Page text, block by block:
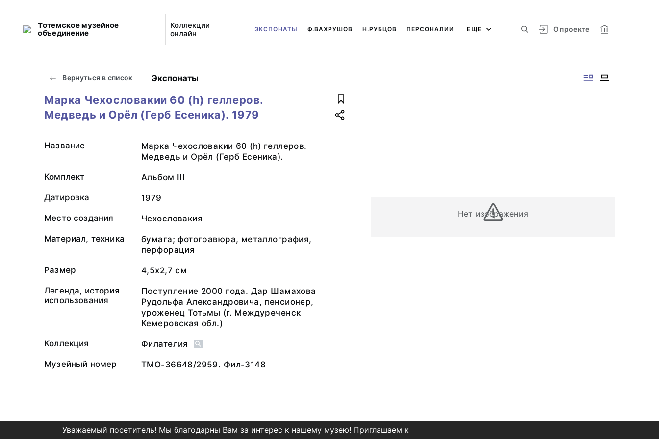
Тотемское музейное
объединение
Коллекции
онлайн
О проекте
ЭКСПОНАТЫ Ф.ВАХРУШОВ Н.РУБЦОВ ПЕРСОНАЛИИ ЕЩЕ
Вернуться в список Экспонаты
Нет изображения
Марка Чехословакии 60 (h) геллеров.
Медведь и Орёл (Герб Есеника). 1979
Название
Марка Чехословакии 60 (h) геллеров.
Медведь и Орёл (Герб Есеника).
Комплект Альбом III
Датировка 1979
Место создания Чехословакия
Материал, техника
бумага; фотогравюра, металлография,
перфорация
Размер 4,5х2,7 см
Легенда, история
использования
Поступление 2000 года. Дар Шамахова
Рудольфа Александровича, пенсионер,
уроженец Тотьмы (г. Междуреченск
Кемеровская обл.)
Коллекция Филателия
Музейный номер ТМО-36648/2959. Фил-3148
Уважаемый посетитель! Мы благодарны Вам за интерес к нашему музею! Приглашаем к